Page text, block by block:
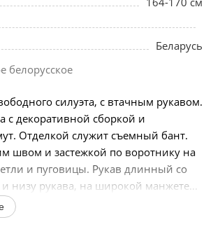
Беларусь
белорусское
силуэта, с втачным рукавом.
с декоративной сборкой и
Отделкой служит съемный бант.
швом и застежкой по воротнику на
и пуговицы. Рукав длинный со
низу рукава, на широкой манжете...